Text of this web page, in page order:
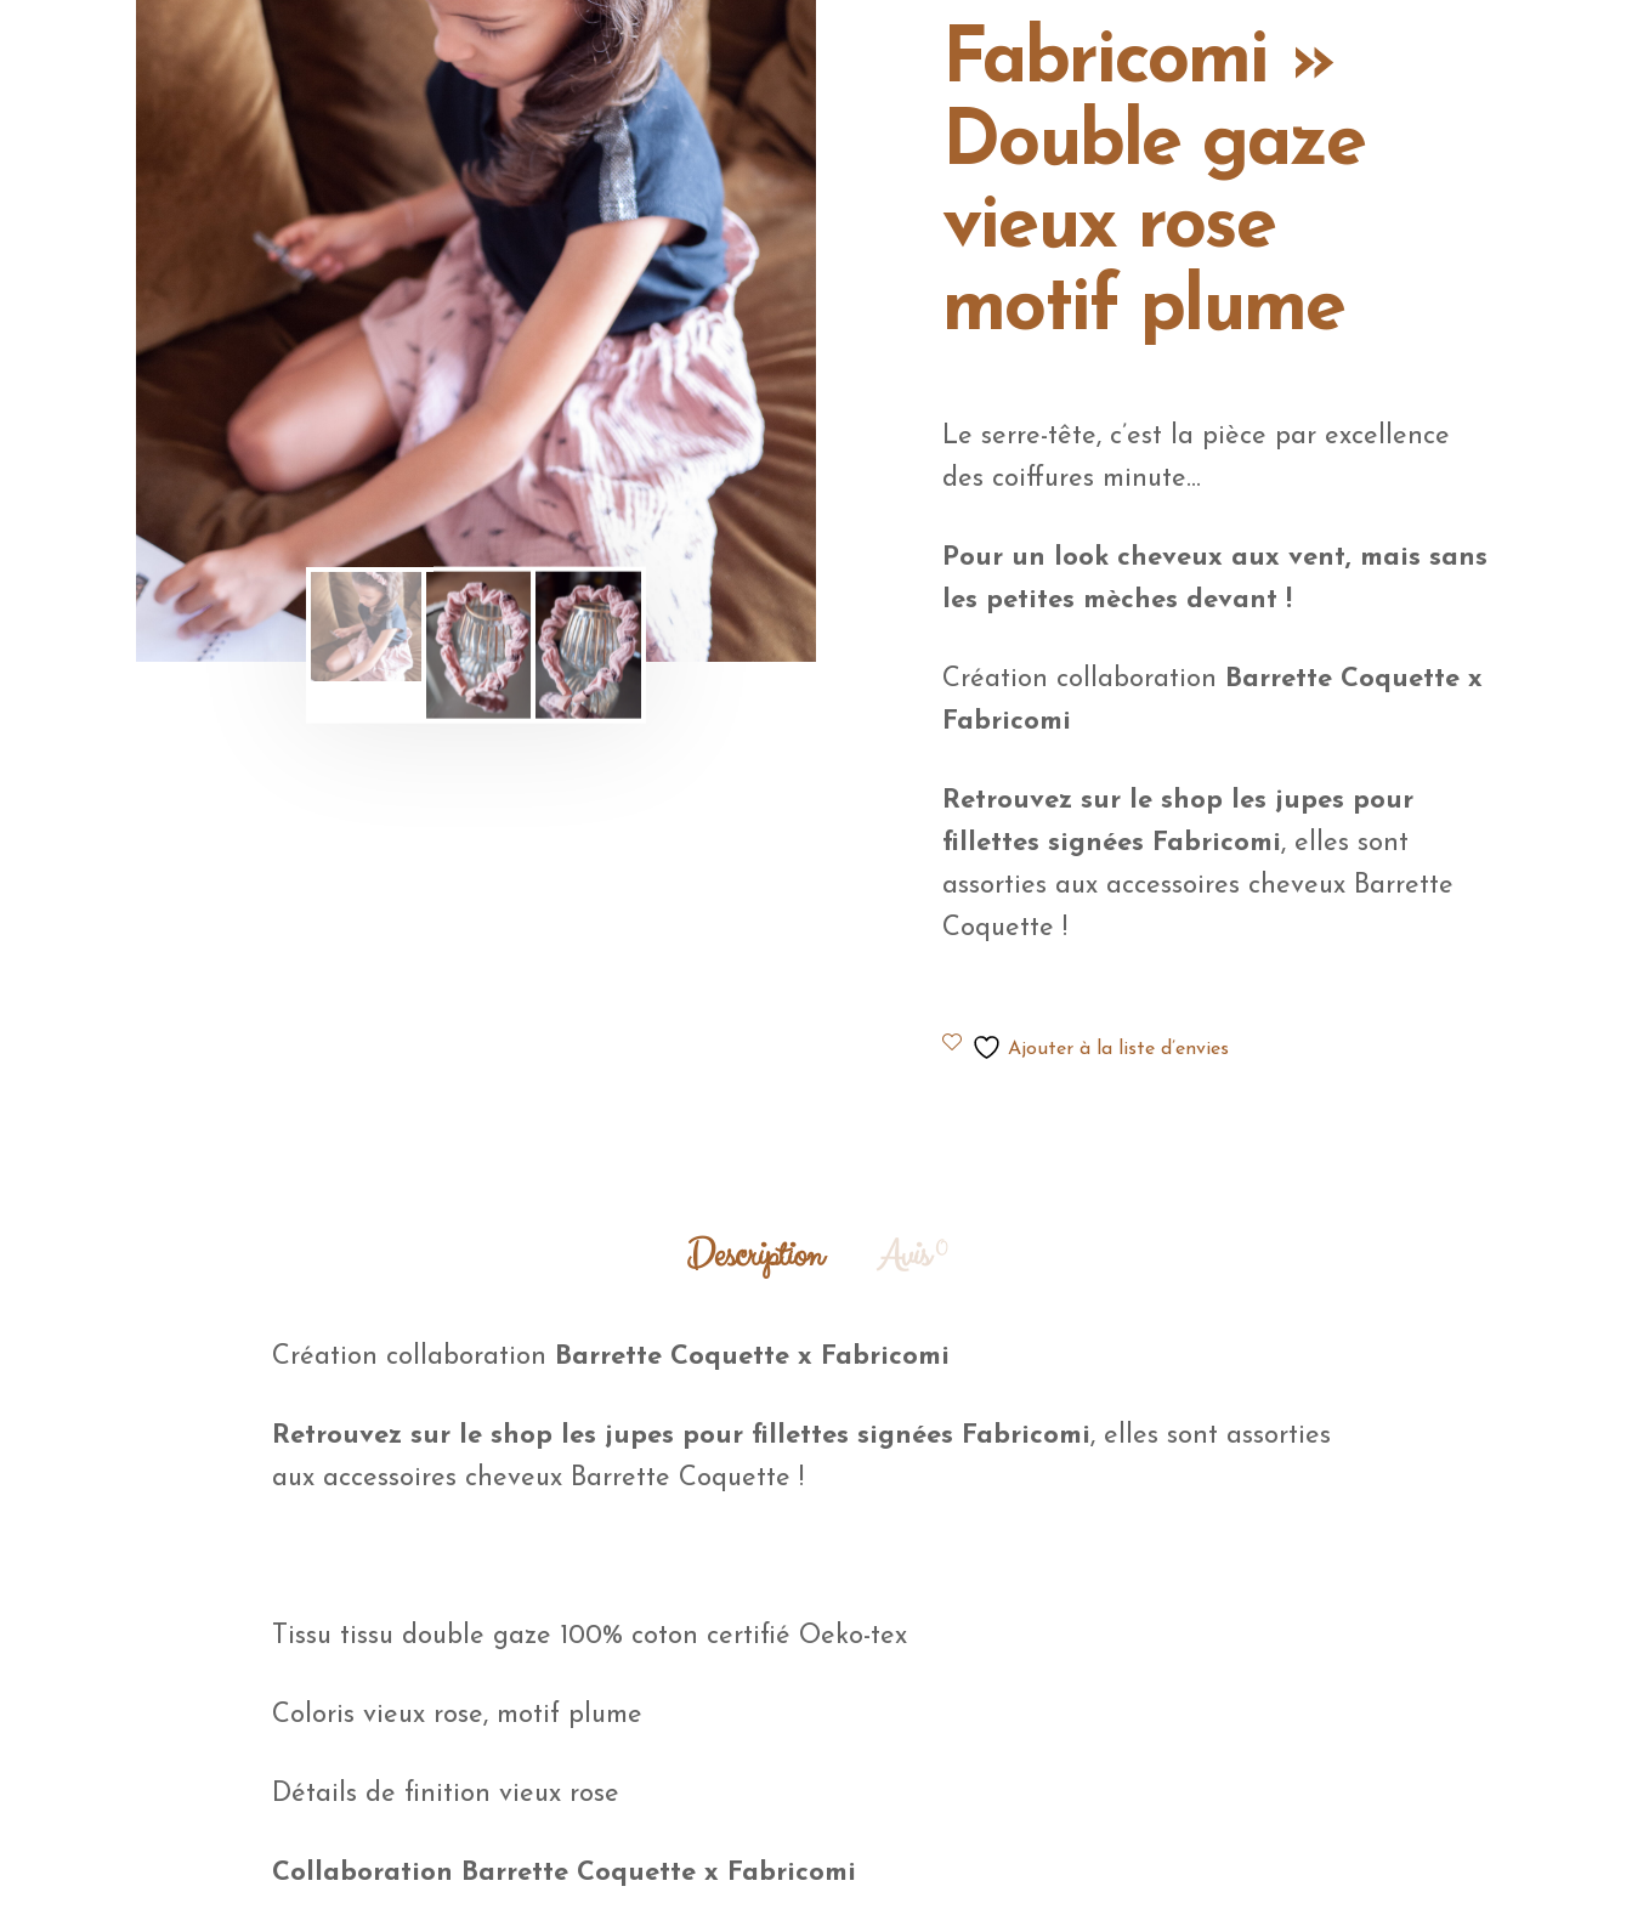
Fabricomi »
Double gaze
vieux rose
motif plume
Le serre-tête, c’est la pièce par excellence
des coiffures minute…
Pour un look cheveux aux vent, mais sans
les petites mèches devant !
Création collaboration Barrette Coquette x
Fabricomi
Retrouvez sur le shop les jupes pour
fillettes signées Fabricomi, elles sont
assorties aux accessoires cheveux Barrette
Coquette !
Ajouter à la liste d’envies
Description Avis 0
Création collaboration Barrette Coquette x Fabricomi
Retrouvez sur le shop les jupes pour fillettes signées Fabricomi, elles sont assorties
aux accessoires cheveux Barrette Coquette !
Tissu tissu double gaze 100% coton certifié Oeko-tex
Coloris vieux rose, motif plume
Détails de finition vieux rose
Collaboration Barrette Coquette x Fabricomi